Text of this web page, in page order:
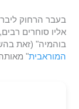
בעבר הרחוק
אליו סוחרים
בוהמיה" (זאת
המוראבית"